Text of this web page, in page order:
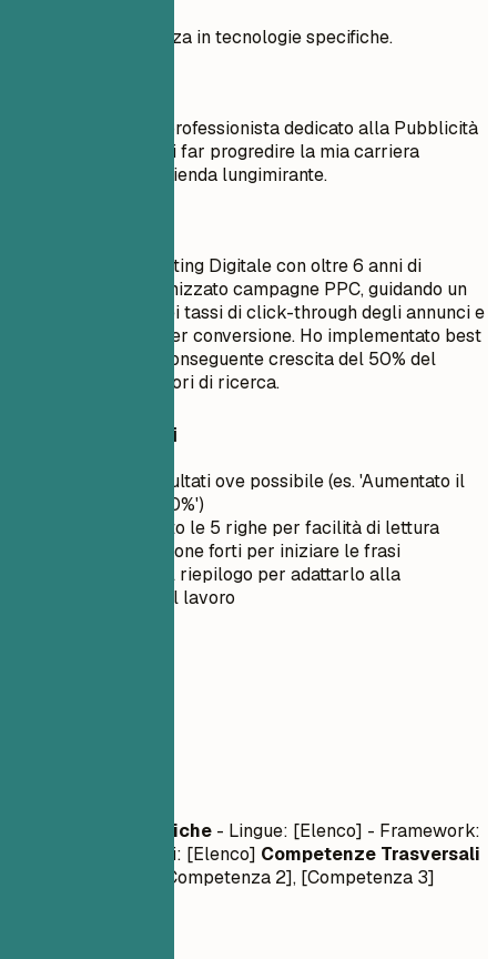
Dimostra competenza in tecnologie specifiche.
Obiettivo: Sono un professionista dedicato alla Pubblicità
Digitale che cerca di far progredire la mia carriera
lavorando con un'azienda lungimirante.
Coordinatore Marketing Digitale con oltre 6 anni di
esperienza. Ho ottimizzato campagne PPC, guidando un
aumento del 25% nei tassi di click-through degli annunci e
riducendo il costo per conversione. Ho implementato best
practice SEO, con conseguente crescita del 50% del
traffico web dai motori di ricerca.
Consigli rapidi
Quantifica i risultati ove possibile (es. 'Aumentato il
fatturato del 20%')
Mantienilo sotto le 5 righe per facilità di lettura
Usa verbi d'azione forti per iniziare le frasi
Personalizza il riepilogo per adattarlo alla
descrizione del lavoro
Competenze Tecniche - Lingue: [Elenco] - Framework:
[Elenco] - Strumenti: [Elenco] Competenze Trasversali
- [Competenza 1], [Competenza 2], [Competenza 3]